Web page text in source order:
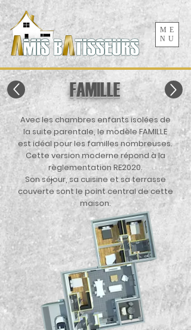
ME
NU
FAMILLE
Avec les chambres enfants isolées de
la suite parentale, le modèle FAMILLE
est idéal pour les familles nombreuses.
Cette version moderne répond à la
règlementation RE2020.
Son séjour, sa cuisine et sa terrasse
couverte sont le point central de cette
maison.